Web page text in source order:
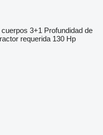
3+1 Profundidad de
requerida 130 Hp